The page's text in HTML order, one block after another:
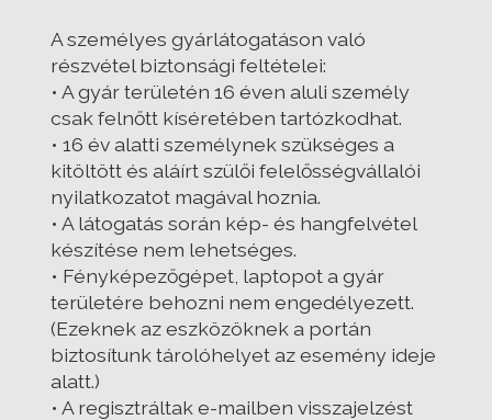
A személyes gyárlátogatáson való
részvétel biztonsági feltételei:
• A gyár területén 16 éven aluli személy
csak felnőtt kíséretében tartózkodhat.
• 16 év alatti személynek szükséges a
kitöltött és aláírt szülői felelősségvállalói
nyilatkozatot magával hoznia.
• A látogatás során kép- és hangfelvétel
készítése nem lehetséges.
• Fényképezőgépet, laptopot a gyár
területére behozni nem engedélyezett.
(Ezeknek az eszközöknek a portán
biztosítunk tárolóhelyet az esemény ideje
alatt.)
• A regisztráltak e-mailben visszajelzést